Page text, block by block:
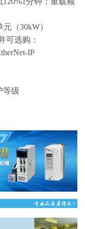
（30kW）
可选购：
IP
等级